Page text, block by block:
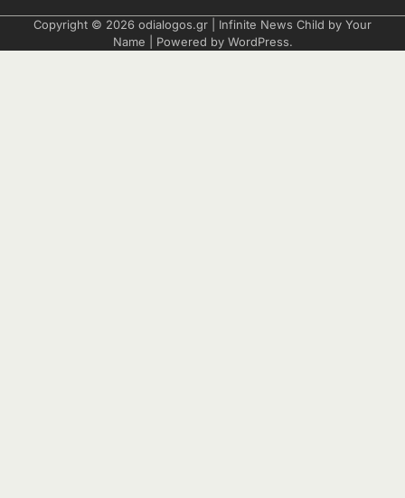
Copyright © 2026 odialogos.gr | Infinite News Child by Your
Name | Powered by WordPress.